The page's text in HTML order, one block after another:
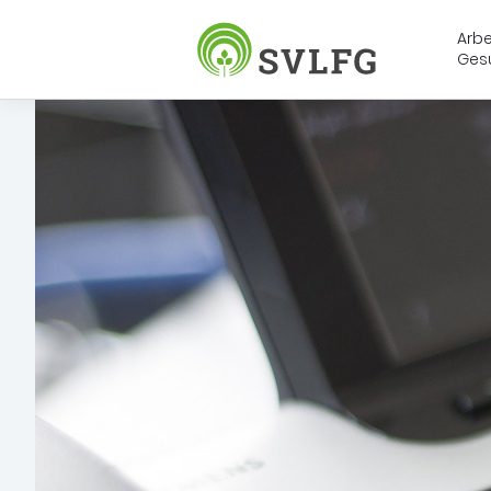
Sozialversicherung für
SVLFG Homepage